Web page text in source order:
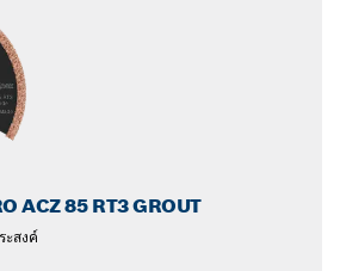
ACZ 85 RT3 GROUT
ะสงค์